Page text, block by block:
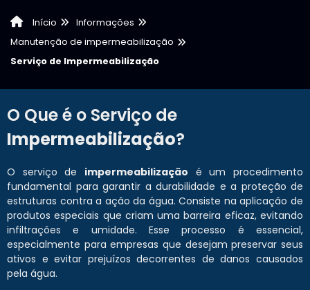
Início
Informações
Manutenção de impermeabilização
Serviço de Impermeabilização
O Que é o Serviço de
Impermeabilização?
O serviço de impermeabilização é um procedimento
fundamental para garantir a durabilidade e a proteção de
estruturas contra a ação da água. Consiste na aplicação de
produtos especiais que criam uma barreira eficaz, evitando
infiltrações e umidade. Esse processo é essencial,
especialmente para empresas que desejam preservar seus
ativos e evitar prejuízos decorrentes de danos causados
pela água.